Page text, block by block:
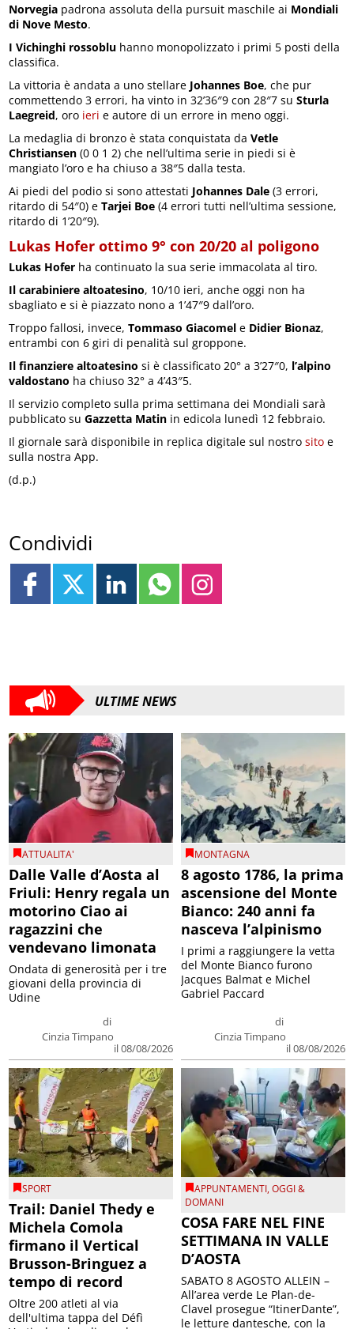
Norvegia padrona assoluta della pursuit maschile ai Mondiali
di Nove Mesto.
I Vichinghi rossoblu hanno monopolizzato i primi 5 posti della
classifica.
La vittoria è andata a uno stellare Johannes Boe, che pur
commettendo 3 errori, ha vinto in 32’36″9 con 28″7 suSturla
Laegreid, oro ieri e autore di un errore in meno oggi.
La medaglia di bronzo è stata conquistata daVetle
Christiansen (0 0 1 2) che nell’ultima serie in piedi si è
mangiato l’oro e ha chiuso a 38″5 dalla testa.
Ai piedi del podio si sono attestati Johannes Dale (3 errori,
ritardo di 54″0) eTarjei Boe (4 errori tutti nell’ultima sessione,
ritardo di 1’20″9).
Lukas Hofer ottimo 9° con 20/20 al poligono
Lukas Hofer ha continuato la sua serie immacolata al tiro.
Il carabiniere altoatesino, 10/10 ieri, anche oggi non ha
sbagliato e si è piazzato nono a 1’47″9 dall’oro.
Troppo fallosi, invece,Tommaso Giacomel e Didier Bionaz,
entrambi con 6 giri di penalità sul groppone.
Il finanziere altoatesino si è classificato 20° a 3’27″0, l’alpino
valdostano ha chiuso 32° a 4’43″5.
Il servizio completo sulla prima settimana dei Mondiali sarà
pubblicato suGazzetta Matin in edicola lunedì 12 febbraio.
Il giornale sarà disponibile in replica digitale sul nostrosito e
sulla nostra App.
(d.p.)
Condividi
ULTIME NEWS
ATTUALITA'
Dalle Valle d’Aosta al
Friuli: Henry regala un
motorino Ciao ai
ragazzini che
vendevano limonata
di
Cinzia Timpano
il 08/08/2026
Ondata di generosità per i tre
giovani della provincia di
Udine
MONTAGNA
8 agosto 1786, la prima
ascensione del Monte
Bianco: 240 anni fa
nasceva l’alpinismo
di
Cinzia Timpano
il 08/08/2026
I primi a raggiungere la vetta
del Monte Bianco furono
Jacques Balmat e Michel
Gabriel Paccard
SPORT
Trail: Daniel Thedy e
Michela Comola
firmano il Vertical
Brusson-Bringuez a
tempo di record
Oltre 200 atleti al via
dell'ultima tappa del Défì
APPUNTAMENTI,OGGI &
DOMANI
COSA FARE NEL FINE
SETTIMANA IN VALLE
D’AOSTA
SABATO 8 AGOSTO ALLEIN –
All’area verde Le Plan-de-
Clavel prosegue “ItinerDante”,
le letture dantesche, con la